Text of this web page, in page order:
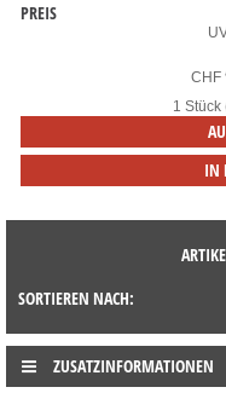
PREIS
CHF
1 Stück
IN
SORTIEREN NACH:
ZUSATZINFORMATIONEN